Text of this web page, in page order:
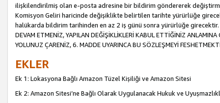
ilişkilendirilmiş olan e-posta adresine bir bildirim göndererek
Komisyon Geliri haricinde değişiklikte belirtilen tarihte yürürlüğe
halükarda bildirim tarihinden en az 2 iş günü sonra yürürlüğe girecektir.
DEVAM ETMENİZ, YAPILAN DEĞİŞİKLİKLERİ KABUL ETTİĞİNİZ
YOLUNUZ ÇARENİZ, 6. MADDE UYARINCA BU SÖZLEŞMEYİ
EKLER
Ek 1: Lokasyona Bağlı Amazon Tüzel Kişiliği ve Amazon Sitesi
Ek 2: Amazon Sitesi’ne Bağlı Olarak Uygulanacak Hukuk ve